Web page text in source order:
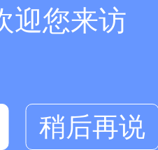
迎您来访
稍后再说